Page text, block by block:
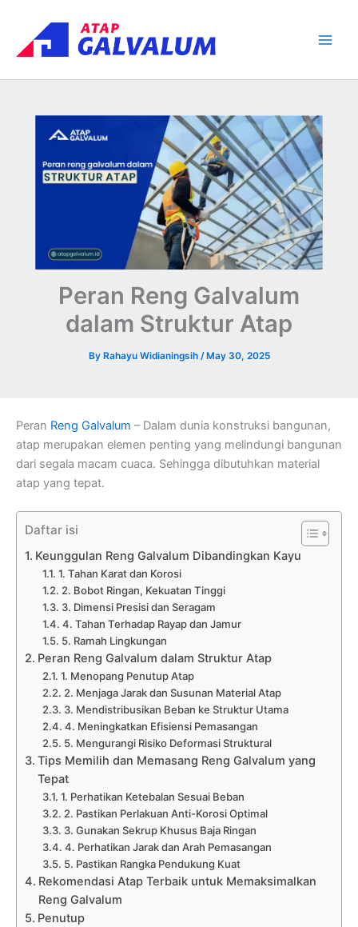
content
Peran Reng Galvalum
dalam Struktur Atap
By Rahayu Widianingsih / May 30, 2025
Peran Reng Galvalum – Dalam dunia konstruksi bangunan,
atap merupakan elemen penting yang melindungi bangunan
dari segala macam cuaca. Sehingga dibutuhkan material
atap yang tepat.
Daftar isi
Keunggulan Reng Galvalum Dibandingkan Kayu
1. Tahan Karat dan Korosi
2. Bobot Ringan, Kekuatan Tinggi
3. Dimensi Presisi dan Seragam
4. Tahan Terhadap Rayap dan Jamur
5. Ramah Lingkungan
Peran Reng Galvalum dalam Struktur Atap
1. Menopang Penutup Atap
2. Menjaga Jarak dan Susunan Material Atap
3. Mendistribusikan Beban ke Struktur Utama
4. Meningkatkan Efisiensi Pemasangan
5. Mengurangi Risiko Deformasi Struktural
Tips Memilih dan Memasang Reng Galvalum yang
Tepat
1. Perhatikan Ketebalan Sesuai Beban
2. Pastikan Perlakuan Anti-Korosi Optimal
3. Gunakan Sekrup Khusus Baja Ringan
4. Perhatikan Jarak dan Arah Pemasangan
5. Pastikan Rangka Pendukung Kuat
Rekomendasi Atap Terbaik untuk Memaksimalkan
Reng Galvalum
Penutup